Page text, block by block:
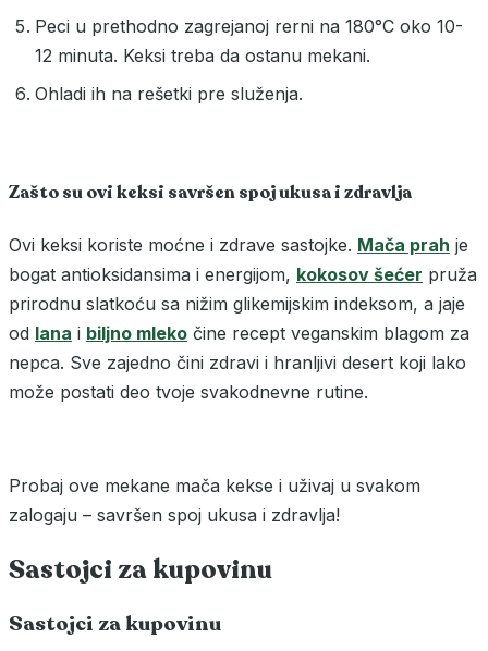
Peci u prethodno zagrejanoj rerni na 180°C oko 10-
12 minuta. Keksi treba da ostanu mekani.
Ohladi ih na rešetki pre služenja.
Zašto su ovi keksi savršen spoj ukusa i zdravlja
Ovi keksi koriste moćne i zdrave sastojke. Mača prah je
bogat antioksidansima i energijom, kokosov šećer pruža
prirodnu slatkoću sa nižim glikemijskim indeksom, a jaje
od lana i biljno mleko čine recept veganskim blagom za
nepca. Sve zajedno čini zdravi i hranljivi desert koji lako
može postati deo tvoje svakodnevne rutine.
Probaj ove mekane mača kekse i uživaj u svakom
zalogaju – savršen spoj ukusa i zdravlja!
Sastojci za kupovinu
Sastojci za kupovinu